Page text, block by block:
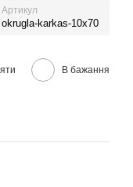
Артикул
okrugla-karkas-10x70
В бажання